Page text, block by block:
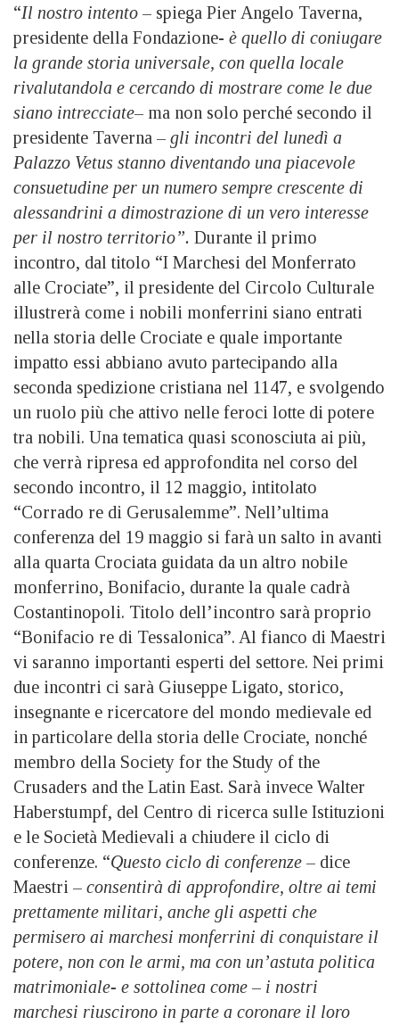
“Il nostro intento – spiega Pier Angelo Taverna,
presidente della Fondazione- è quello di coniugare
la grande storia universale, con quella locale
rivalutandola e cercando di mostrare come le due
siano intrecciate– ma non solo perché secondo il
presidente Taverna – gli incontri del lunedì a
Palazzo Vetus stanno diventando una piacevole
consuetudine per un numero sempre crescente di
alessandrini a dimostrazione di un vero interesse
per il nostro territorio”. Durante il primo
incontro, dal titolo “I Marchesi del Monferrato
alle Crociate”, il presidente del Circolo Culturale
illustrerà come i nobili monferrini siano entrati
nella storia delle Crociate e quale importante
impatto essi abbiano avuto partecipando alla
seconda spedizione cristiana nel 1147, e svolgendo
un ruolo più che attivo nelle feroci lotte di potere
tra nobili. Una tematica quasi sconosciuta ai più,
che verrà ripresa ed approfondita nel corso del
secondo incontro, il 12 maggio, intitolato
“Corrado re di Gerusalemme”. Nell’ultima
conferenza del 19 maggio si farà un salto in avanti
alla quarta Crociata guidata da un altro nobile
monferrino, Bonifacio, durante la quale cadrà
Costantinopoli. Titolo dell’incontro sarà proprio
“Bonifacio re di Tessalonica”. Al fianco di Maestri
vi saranno importanti esperti del settore. Nei primi
due incontri ci sarà Giuseppe Ligato, storico,
insegnante e ricercatore del mondo medievale ed
in particolare della storia delle Crociate, nonché
membro della Society for the Study of the
Crusaders and the Latin East. Sarà invece Walter
Haberstumpf, del Centro di ricerca sulle Istituzioni
e le Società Medievali a chiudere il ciclo di
conferenze. “Questo ciclo di conferenze – dice
Maestri – consentirà di approfondire, oltre ai temi
prettamente militari, anche gli aspetti che
permisero ai marchesi monferrini di conquistare il
potere, non con le armi, ma con un’astuta politica
matrimoniale- e sottolinea come – i nostri
marchesi riuscirono in parte a coronare il loro